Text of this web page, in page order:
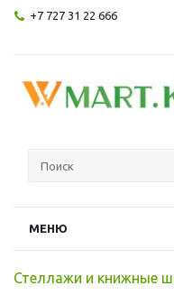
+7 727 31 22 666
МЕНЮ
Стеллажи и книжные